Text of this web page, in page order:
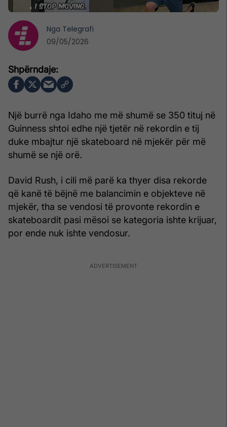
Një burrë nga Idaho me më shumë se 350 tituj në
Guinness shtoi edhe një tjetër në rekordin e tij
duke mbajtur një skateboard në mjekër për më
shumë se një orë.
David Rush, i cili më parë ka thyer disa rekorde
që kanë të bëjnë me balancimin e objekteve në
mjekër, tha se vendosi të provonte rekordin e
skateboardit pasi mësoi se kategoria ishte krijuar,
por ende nuk ishte vendosur.
Nga Telegrafi
09/05/2026